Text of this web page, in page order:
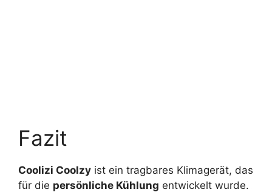
Fazit
Coolizi Coolzy ist ein tragbares Klimagerät, das
für die persönliche Kühlung entwickelt wurde.